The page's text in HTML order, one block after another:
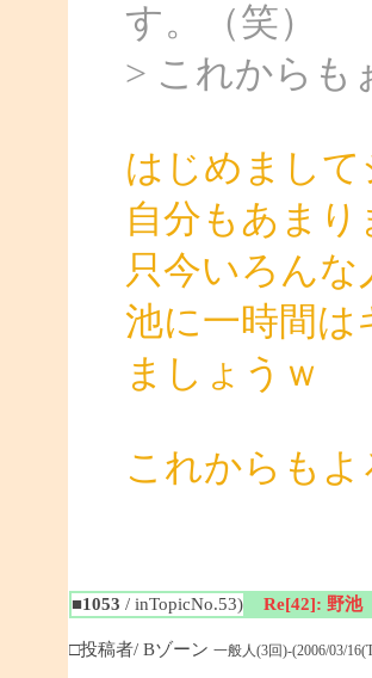
す。（笑）
> これからも
はじめまし
自分もあま
只今いろん
池に一時間
ましょうｗ
これからも
■1053 / inTopicNo.53) Re[42]: 野池
□投稿者/ Bゾーン 一般人(3回)-(2006/03/